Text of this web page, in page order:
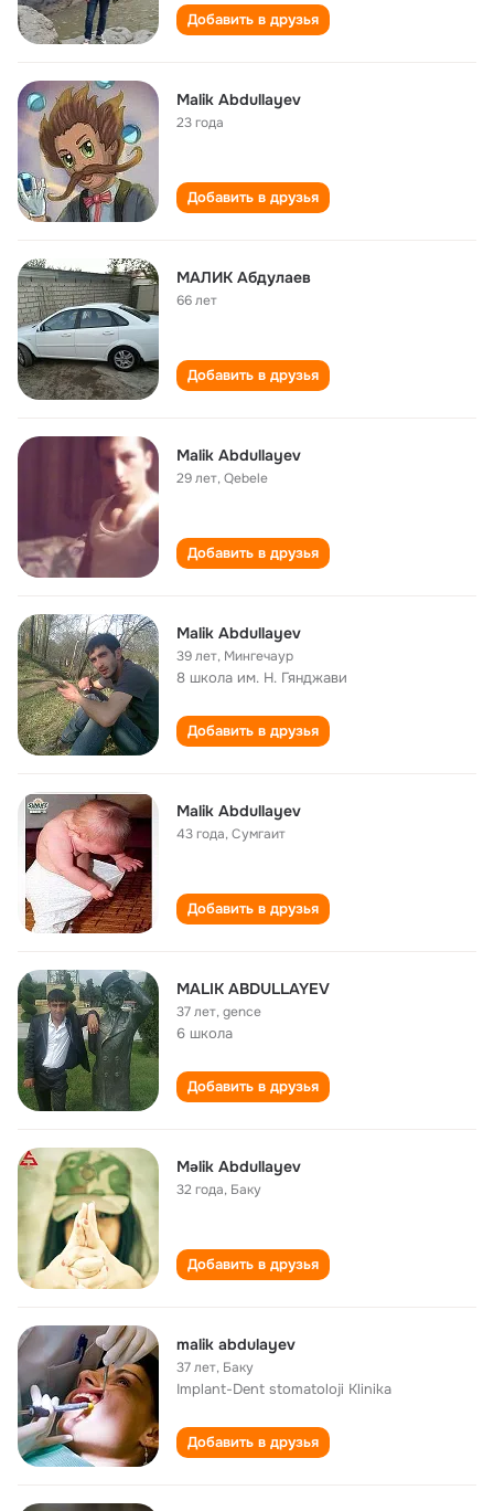
Добавить в друзья
Malik Abdullayev
23 года
Добавить в друзья
МАЛИК Абдулаев
66 лет
Добавить в друзья
Malik Abdullayev
29 лет,Qebele
Добавить в друзья
Malik Abdullayev
39 лет, Мингечаур
8 школа им. Н. Гянджави
Добавить в друзья
Malik Abdullayev
43 года,Сумгаит
Добавить в друзья
MALIK ABDULLAYEV
37 лет,gence
6 школа
Добавить в друзья
Məlik Abdullayev
32 года, Баку
Добавить в друзья
malik abdulayev
37 лет, Баку
Implant-Dent stomatoloji Klinika
Добавить в друзья